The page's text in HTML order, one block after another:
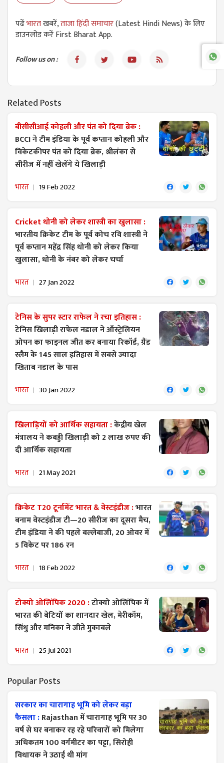
पढेंभारतखबरें,ताजा हिंदी समाचार(Latest Hindi News) के लिए
डाउनलोड करें First Bharat App.
Follow us on :
Related Posts
बीसीसीआई कोहली और पंत को ​दिया ब्रेक :
BCCI ने टीम इंडिया के पूर्व कप्तान कोहली और
विकेटकीपर पंत को दिया ब्रेक, श्रीलंका से
सीरीज में नहीं खेलेंगे ये खिलाड़ी
भारत 19 Feb 2022
Cricket धोनी को लेकर शास्त्री का खुलासा :
भारतीय क्रिकेट टीम के पूर्व कोच रवि शास्त्री ने
पूर्व कप्तान महेंद्र सिंह धोनी को लेकर किया
खुलासा, धोनी के नंबर को लेकर चर्चा
भारत 27 Jan 2022
टेनिस के सुपर स्टार राफेल ने रचा इतिहास :
टेनिस खिलाड़ी राफेल नडाल ने ऑस्ट्रेलियन
ओपन का फाइनल ​जीत कर बनाया रिकॉर्ड, ग्रैंड
स्लैम के 145 साल इतिहास में सबसे ज्यादा
खिताब नडाल के पास
भारत 30 Jan 2022
खिलाड़ियों को आर्थिक सहायता :केंद्रीय खेल
मंत्रालय ने कबड्डी खिलाड़ी को 2 लाख रुपए की
दी आर्थिक सहायता
भारत 21 May 2021
क्रिकेट T20 टूर्नामेंट भारत & वेस्टइंडीज :भारत
बनाम वेस्टइंडीज टी—20 सीरीज का दूसरा मैच,
टीम इंडिया ने की पहले बल्लेबाजी, 20 ओवर में
5 विकेट पर 186 रन
भारत 18 Feb 2022
टोक्यो ओलिंपिक 2020 :टोक्यो ओलिंपिक में
भारत की बेटियों का शानदार खेल, मेरीकॉम,
सिंधु और मनिका ने जीते मुकाबले
भारत 25 Jul 2021
Popular Posts
सरकार का चारागाह भूमि को लेकर बड़ा
फैसला :Rajasthan में चारागाह भूमि पर 30
वर्ष से घर बनाकर रह रहे परिवारों को मिलेगा
अधिकतम 100 वर्गमीटर का पट्टा, सिरोही
विधायक ने उठाई थी मांग